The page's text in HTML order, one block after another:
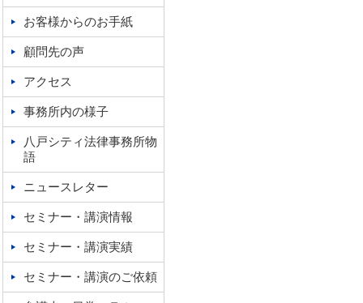
お客様からのお手紙
顧問先の声
アクセス
事務所内の様子
八戸シティ法律事務所物
語
ニュースレター
セミナー・講演情報
セミナー・講演実績
セミナー・講演のご依頼